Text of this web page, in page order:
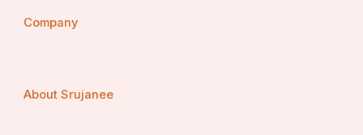
Company
About Srujanee